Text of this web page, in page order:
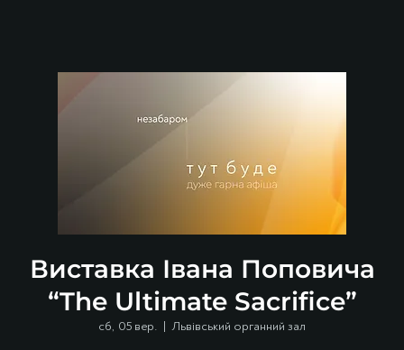
Виставка Івана Поповича
“The Ultimate Sacrifice”
сб, 05 вер.
  |
Львівський органний зал